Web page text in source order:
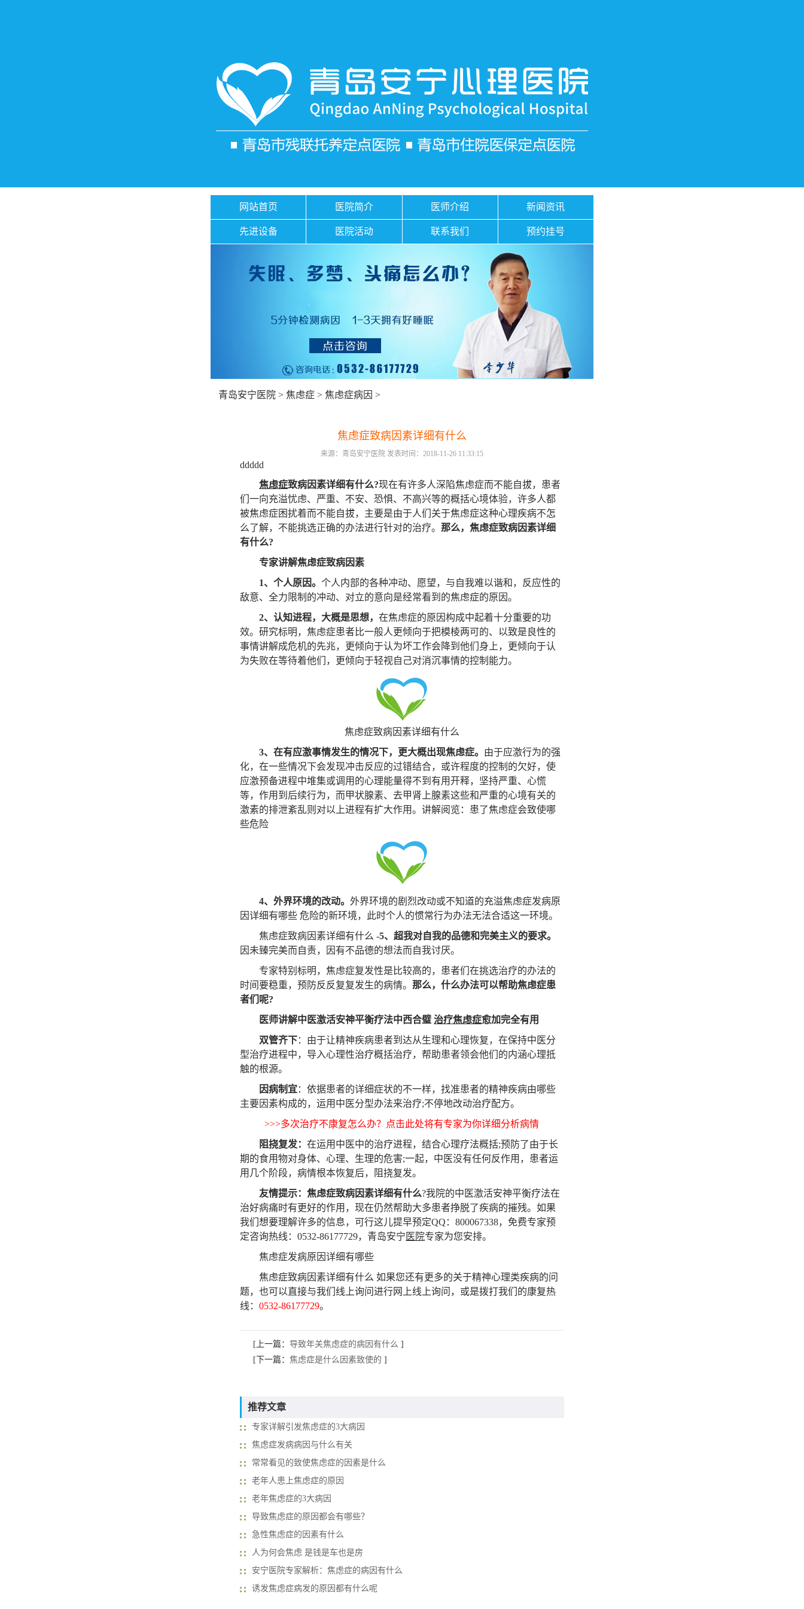
网站首页 医院简介 医师介绍 新闻资讯
先进设备 医院活动 联系我们 预约挂号
青岛安宁医院> 焦虑症> 焦虑症病因 >
焦虑症致病因素详细有什么
来源：青岛安宁医院 发表时间：2018-11-26 11:33:15
ddddd
焦虑症致病因素详细有什么?现在有许多人深陷焦虑症而不能自拔，患者
们一向充溢忧虑、严重、不安、恐惧、不高兴等的概括心境体验，许多人都
被焦虑症困扰着而不能自拔，主要是由于人们关于焦虑症这种心理疾病不怎
么了解，不能挑选正确的办法进行针对的治疗。 那么，焦虑症致病因素详细
有什么?
专家讲解焦虑症致病因素
1、个人原因。个人内部的各种冲动、愿望，与自我难以谐和，反应性的
敌意、全力限制的冲动、对立的意向是经常看到的焦虑症的原因。
2、认知进程，大概是思想，在焦虑症的原因构成中起着十分重要的功
效。研究标明，焦虑症患者比一般人更倾向于把模棱两可的、以致是良性的
事情讲解成危机的先兆，更倾向于认为坏工作会降到他们身上，更倾向于认
为失败在等待着他们，更倾向于轻视自己对消沉事情的控制能力。
焦虑症致病因素详细有什么
3、在有应激事情发生的情况下，更大概出现焦虑症。 由于应激行为的强
化，在一些情况下会发现冲击反应的过错结合，或许程度的控制的欠好，使
应激预备进程中堆集或调用的心理能量得不到有用开释，坚持严重、心慌
等，作用到后续行为，而甲状腺素、去甲肾上腺素这些和严重的心境有关的
激素的排泄紊乱则对以上进程有扩大作用。讲解阅览：患了焦虑症会致使哪
些危险
4、外界环境的改动。外界环境的剧烈改动或不知道的充溢焦虑症发病原
因详细有哪些 危险的新环境，此时个人的惯常行为办法无法合适这一环境。
焦虑症致病因素详细有什么 -5、超我对自我的品德和完美主义的要求。
因未臻完美而自责，因有不品德的想法而自我讨厌。
专家特别标明，焦虑症复发性是比较高的，患者们在挑选治疗的办法的
时间要稳重，预防反反复复发生的病情。 那么，什么办法可以帮助焦虑症患
者们呢?
医师讲解中医激活安神平衡疗法中西合璧治疗焦虑症愈加完全有用
双管齐下：由于让精神疾病患者到达从生理和心理恢复，在保持中医分
型治疗进程中，导入心理性治疗概括治疗，帮助患者领会他们的内涵心理抵
触的根源。
因病制宜：依据患者的详细症状的不一样，找准患者的精神疾病由哪些
主要因素构成的，运用中医分型办法来治疗;不停地改动治疗配方。
>>>多次治疗不康复怎么办？点击此处将有专家为你详细分析病情
阻挠复发：在运用中医中的治疗进程，结合心理疗法概括;预防了由于长
期的食用物对身体、心理、生理的危害;一起，中医没有任何反作用，患者运
用几个阶段，病情根本恢复后，阻挠复发。
友情提示：焦虑症致病因素详细有什么?我院的中医激活安神平衡疗法在
治好病痛时有更好的作用，现在仍然帮助大多患者挣脱了疾病的摧残。如果
我们想要理解许多的信息，可行这儿提早预定QQ：800067338，免费专家预
定咨询热线：0532-86177729，青岛安宁 医院专家为您安排。
焦虑症发病原因详细有哪些
焦虑症致病因素详细有什么 如果您还有更多的关于精神心理类疾病的问
题，也可以直接与我们线上询问进行网上线上询问，或是拨打我们的康复热
线：0532-86177729。
[上一篇： 导致年关焦虑症的病因有什么 ]
[下一篇： 焦虑症是什么因素致使的 ]
推荐文章
专家详解引发焦虑症的3大病因
焦虑症发病病因与什么有关
常常看见的致使焦虑症的因素是什么
老年人患上焦虑症的原因
老年焦虑症的3大病因
导致焦虑症的原因都会有哪些？
急性焦虑症的因素有什么
人为何会焦虑 是钱是车也是房
安宁医院专家解析：焦虑症的病因有什么
诱发焦虑症病发的原因都有什么呢